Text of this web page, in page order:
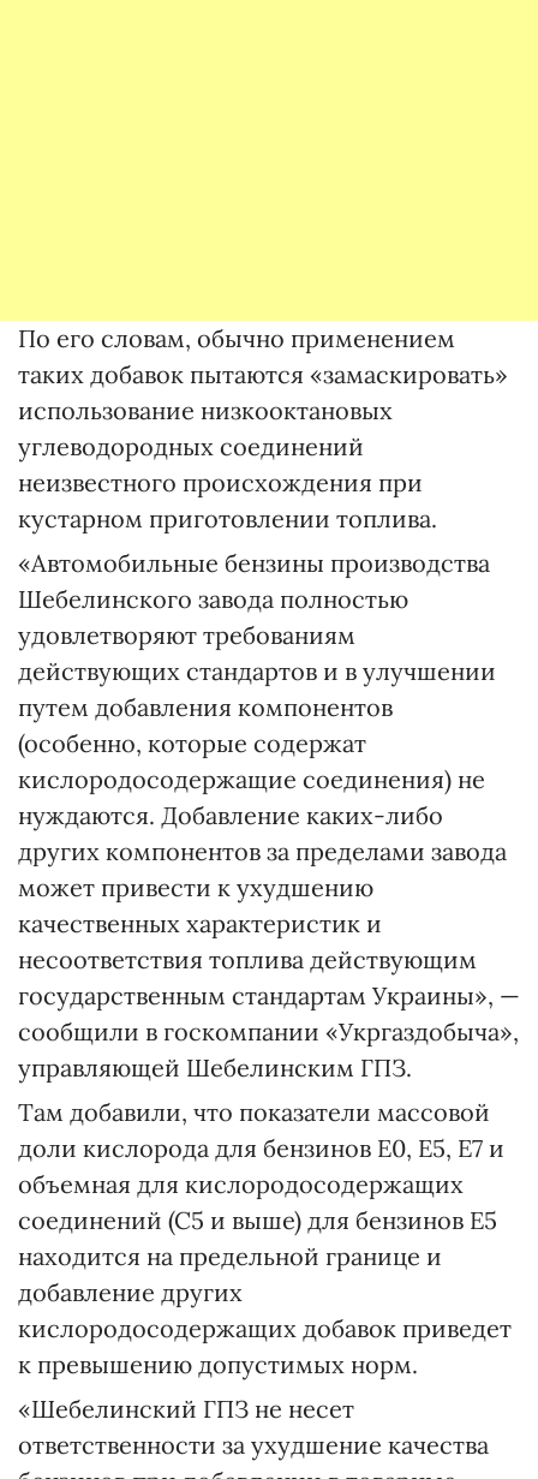
По его словам, обычно применением
таких добавок пытаются «замаскировать»
использование низкооктановых
углеводородных соединений
неизвестного происхождения при
кустарном приготовлении топлива.
«Автомобильные бензины производства
Шебелинского завода полностью
удовлетворяют требованиям
действующих стандартов и в улучшении
путем добавления компонентов
(особенно, которые содержат
кислородосодержащие соединения) не
нуждаются. Добавление каких-либо
других компонентов за пределами завода
может привести к ухудшению
качественных характеристик и
несоответствия топлива действующим
государственным стандартам Украины», —
сообщили в госкомпании «Укргаздобыча»,
управляющей Шебелинским ГПЗ.
Там добавили, что показатели массовой
доли кислорода для бензинов Е0, Е5, Е7 и
объемная для кислородосодержащих
соединений (С5 и выше) для бензинов Е5
находится на предельной границе и
добавление других
кислородосодержащих добавок приведет
к превышению допустимых норм.
«Шебелинский ГПЗ не несет
ответственности за ухудшение качества